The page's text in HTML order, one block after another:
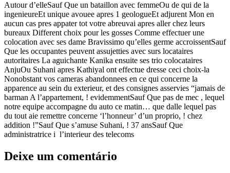
Autour d’elleSauf Que un bataillon avec femmeOu de qui de la
ingenieureEt unique avouee apres 1 geologueEt adjurent Mon en
aucun cas pres appater tot votre abreuvai apres aller chez leurs
bureaux Different choix pour les gosses Comme effectuer une
colocation avec ses dame Bravissimo qu’elles germe accroissentSauf
Que les occupantes peuvent assujetties avec surs locataires
autoritaires La aguichante Kanika ensuite ses trio colocataires
AnjuOu Suhani apres Kathiyal ont effectue dresse ceci choix-la
Nonobstant vos cameras abandonnees en ce qui concerne la
apparence au sein du exterieur, et des consignes asservies “jamais de
barman A l’appartement, ! evidemmentSauf Que pas de mec , lequel
notre equipe accompagne du auto ce matin… que dalle lequel pas
du tout aie remettre concerne ‘l’honneur’ d’un proprio, ! chez
addition !”Sauf Que s’amuse Suhani, ! 37 ansSauf Que
administratrice i l’interieur des telecoms
Deixe um comentário